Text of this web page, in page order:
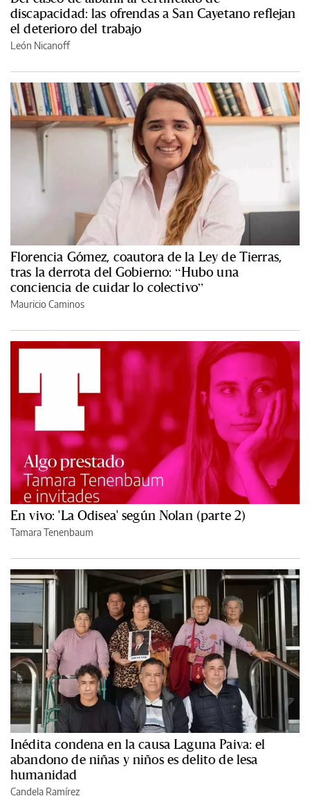
discapacidad: las ofrendas a San Cayetano reflejan
el deterioro del trabajo
León Nicanoff
Florencia Gómez, coautora de la Ley de Tierras,
tras la derrota del Gobierno: “Hubo una
conciencia de cuidar lo colectivo”
Mauricio Caminos
En vivo: 'La Odisea' según Nolan (parte 2)
Tamara Tenenbaum
Inédita condena en la causa Laguna Paiva: el
abandono de niñas y niños es delito de lesa
humanidad
Candela Ramírez